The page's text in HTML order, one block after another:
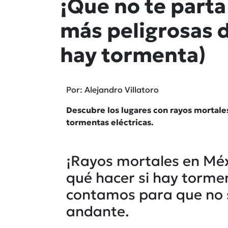
¡Que no te
más peligrosas
hay tormenta)
Por: Alejandro Villatoro
Descubre los lugares con rayos
tormentas eléctricas.
¡Rayos mortales en
qué hacer si hay
contamos para que
andante.